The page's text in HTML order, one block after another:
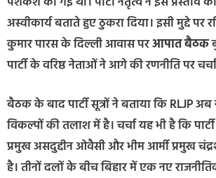
अस्वीकार्य बताते हुए ठुकरा दिया। इसी मुद्दे पर
कुमार पारस के दिल्ली आवास परआपात बैठक
पार्टी के वरिष्ठ नेताओं ने आगे की रणनीति पर
बैठक के बाद पार्टी सूत्रों ने बताया कि RLJP
विकल्पों की तलाश में है। चर्चा यह भी है कि
प्रमुख असदुद्दीन ओवैसी और भीम आर्मी प्रमुख
है। तीनों दलों के बीच बिहार में एक नए